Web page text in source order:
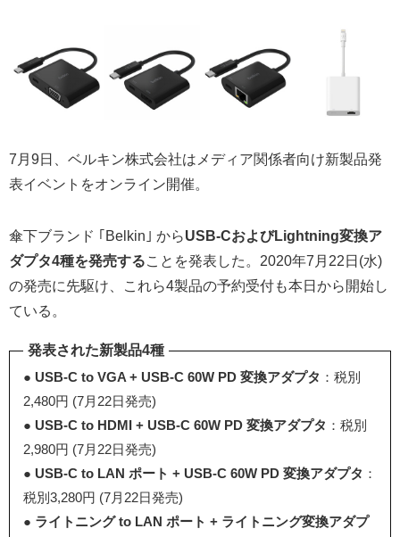
7月9日、ベルキン株式会社はメディア関係者向け新製品発
表イベントをオンライン開催。
傘下ブランド ｢Belkin｣ からUSB-CおよびLightning変換ア
ダプタ4種を発売することを発表した。2020年7月22日(水)
の発売に先駆け、これら4製品の予約受付も本日から開始し
ている。
発表された新製品4種
● USB-C to VGA + USB-C 60W PD 変換アダプタ ：税別
2,480円 (7月22日発売)
● USB-C to HDMI + USB-C 60W PD 変換アダプタ ：税別
2,980円 (7月22日発売)
● USB-C to LAN ポート + USB-C 60W PD 変換アダプタ ：
税別3,280円 (7月22日発売)
● ライトニング to LAN ポート + ライトニング変換アダプ